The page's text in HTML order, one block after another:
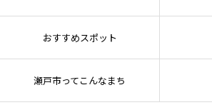
おすすめスポット
瀬戸市ってこんなまち